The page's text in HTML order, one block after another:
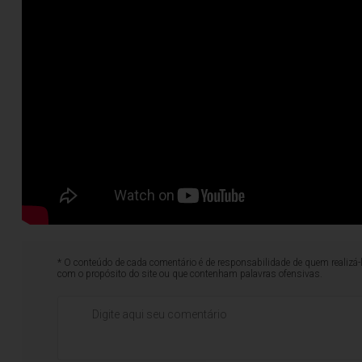
* O conteúdo de cada comentário é de responsabilidade de quem
com o propósito do site ou que contenham palavras ofensivas.